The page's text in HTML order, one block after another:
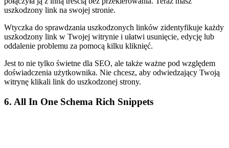
uszkodzony link na swojej stronie.
Wtyczka do sprawdzania uszkodzonych linków zidentyfikuje każdy
uszkodzony link w Twojej witrynie i ułatwi usunięcie, edycję lub
oddalenie problemu za pomocą kilku kliknięć.
Jest to nie tylko świetne dla SEO, ale także ważne pod względem
doświadczenia użytkownika. Nie chcesz, aby odwiedzający Twoją
witrynę klikali link do uszkodzonej strony.
6. All In One Schema Rich Snippets